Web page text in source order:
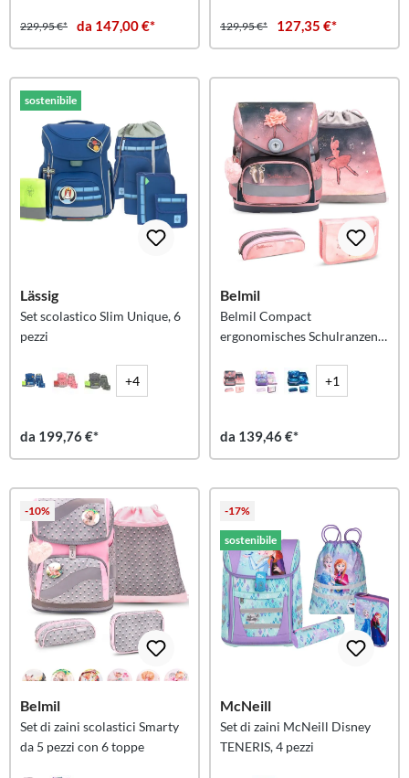
229,95 €* da 147,00 €* 129,95 €* 127,35 €*
sostenibile
Lässig
Set scolastico Slim Unique, 6
pezzi
+4
da 199,76 €*
Belmil
Belmil Compact
ergonomisches Schulranzen-
+1
da 139,46 €*
-10%
Belmil
Set di zaini scolastici Smarty
da 5 pezzi con 6 toppe
-17%
sostenibile
McNeill
Set di zaini McNeill Disney
TENERIS, 4 pezzi